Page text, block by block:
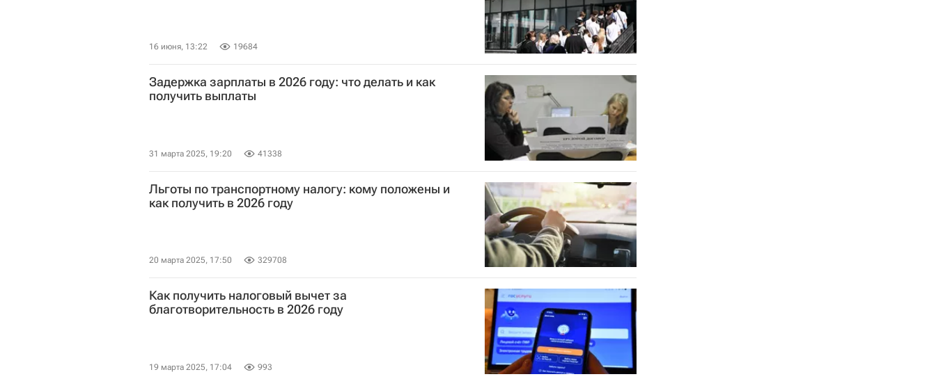
16 июня, 13:22 19684
Задержка зарплаты в 2026 году: что делать и как
получить выплаты
31 марта 2025, 19:20 41338
Льготы по транспортному налогу: кому положены и
как получить в 2026 году
20 марта 2025, 17:50 329708
Как получить налоговый вычет за
благотворительность в 2026 году
19 марта 2025, 17:04 993